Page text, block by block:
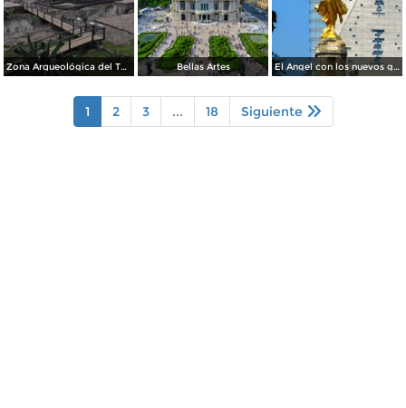
Zona Arqueológica del Templo Mayor. Junio/2018 Bellas Artes El Angel con los nuevos guardianes de reforma.
1 2 3 ... 18 Siguiente